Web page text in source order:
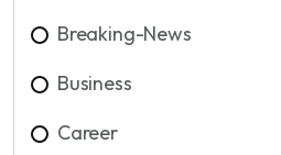
Breaking-News
Business
Career